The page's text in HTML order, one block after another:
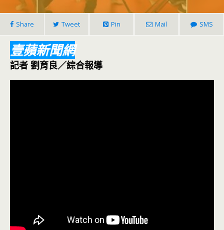
Share Tweet Pin Mail SMS
壹蘋新聞網
記者 劉育良／綜合報導